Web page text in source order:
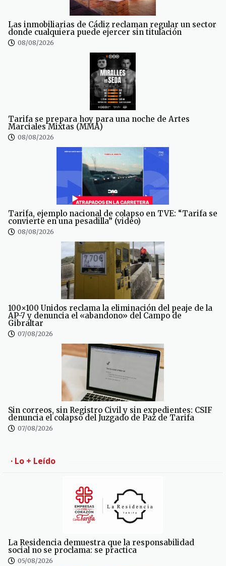
Las inmobiliarias de Cádiz reclaman regular un sector
donde cualquiera puede ejercer sin titulación
08/08/2026
Tarifa se prepara hoy para una noche de Artes
Marciales Mixtas (MMA)
08/08/2026
Tarifa, ejemplo nacional de colapso en TVE: “Tarifa se
convierte en una pesadilla” (video)
08/08/2026
100×100 Unidos reclama la eliminación del peaje de la
AP-7 y denuncia el «abandono» del Campo de
Gibraltar
07/08/2026
Sin correos, sin Registro Civil y sin expedientes: CSIF
denuncia el colapso del Juzgado de Paz de Tarifa
07/08/2026
· Lo + Leído
La Residencia demuestra que la responsabilidad
social no se proclama: se practica
05/08/2026